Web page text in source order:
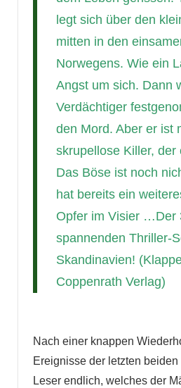
legt sich über den
mitten in den
Norwegens. Wie ein
Angst um sich. Dann
Verdächtiger
den Mord. Aber er ist
skrupellose Killer, der
Das Böse ist noch
hat bereits ein
Opfer im Visier …Der
spannenden Thriller-
Skandinavien!
Coppenrath Verlag)
Nach einer knappen
Ereignisse der letzten
Leser endlich, welches der